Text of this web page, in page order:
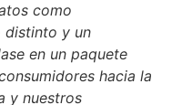
como
distinto y un
en un paquete
hacia la
y nuestros